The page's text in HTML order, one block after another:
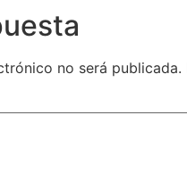
no será publicada.